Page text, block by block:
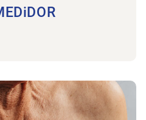
– Testimonials